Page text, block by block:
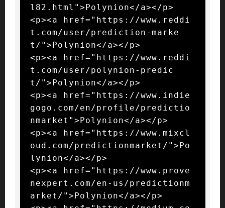
l82.html">Polynion</a></p>
<p><a href="https://www.reddi
t.com/user/prediction-marke
t/">Polynion</a></p>
<p><a href="https://www.reddi
t.com/user/polynion-predic
t/">Polynion</a></p>
<p><a href="https://www.indie
gogo.com/en/profile/predictio
nmarket">Polynion</a></p>
<p><a href="https://www.mixcl
oud.com/predictionmarket/">Po
lynion</a></p>
<p><a href="https://www.prove
nexpert.com/en-us/predictionm
arket/">Polynion</a></p>